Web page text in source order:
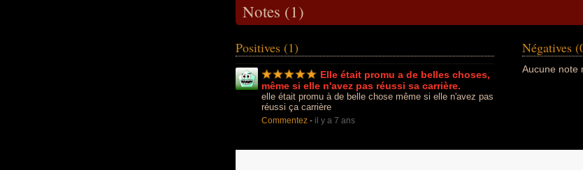
Notes (1)
Positives (1)
Elle était promu a de belles choses,
même si elle n'avez pas réussi sa carrière.
elle était promu à de belle chose même si elle n'avez pas
réussi ça carrière
Commentez - il y a 7 ans
Négatives
Aucune note